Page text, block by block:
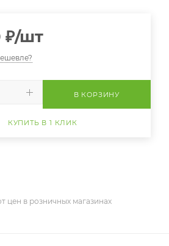
₽/шт
В КОРЗИНУ
КУПИТЬ В 1 КЛИК
цен в розничных магазинах